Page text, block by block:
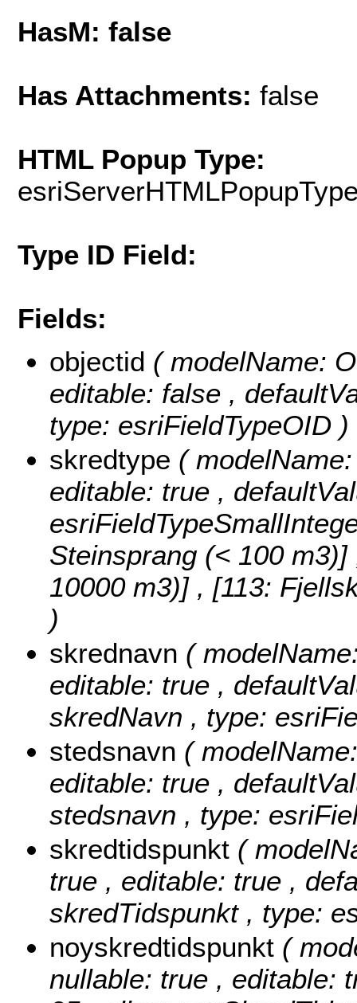
HasM: false
Has Attachments: false
HTML Popup Type:
Type ID Field:
Fields:
objectid ( modelName:
editable: false ,
type: esriFieldTypeOID )
skredtype (
editable: true ,
Steinsprang (< 100
10000 m3)] , [113:
)
skrednavn (
editable: true ,
skredNavn , type:
stedsnavn (
editable: true ,
stedsnavn , type:
skredtidspunkt (
true , editable: true ,
skredTidspunkt , type:
noyskredtidspunkt (
nullable: true , editable: